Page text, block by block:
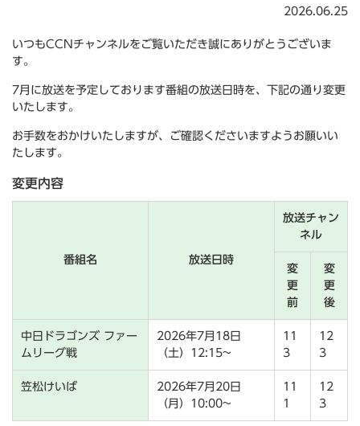
2026.06.25
いつもCCNチャンネルをご覧いただき誠にありがとうございま
す。
7月に放送を予定しております番組の放送日時を、下記の通り変更
いたします。
お手数をおかけいたしますが、ご確認くださいますようお願いい
たします。
変更内容
番組名 放送日時
放送チャン
ネル
変
更
前
変
更
後
中日ドラゴンズ ファー
ムリーグ戦
2026年7月18日
（土）12:15~
11
3
12
3
笠松けいば
2026年7月20日
（月）10:00~
11
1
12
3